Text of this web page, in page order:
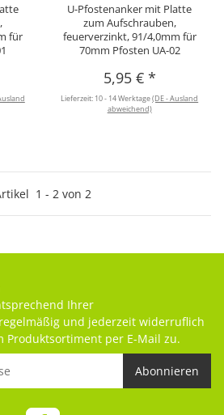
für
U-Pfostenanker mit Platte
zum Aufschrauben,
feuerverzinkt, 91/4,0mm für
70mm Pfosten UA-02
5,95 € *
Lieferzeit: 10 - 14 Werktage(DE - Ausland
abweichend)
1 - 2 von 2
Ihrer
regelmäßig und jederzeit widerruflich
Produktsortiment per E-Mail zu.
Abonnieren